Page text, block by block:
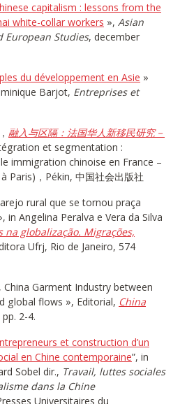
capitalism : lessons from the
white-collar workers », Asian
European Studies, december
du développement en Asie »
Barjot, Entreprises et
融入与区隔：法国华人新移民研究－
et segmentation :
immigration chinoise en France –
Paris)，Pékin, 中国社会出版社
rural que se tornou praça
in Angelina Peralva e Vera da Silva
na globalização. Migrações,
Ufrj, Rio de Janeiro, 574
China Garment Industry between
global flows », Editorial, China
2-4.
et construction d’un
en Chine contemporaine”, in
Sobel dir., Travail, luttes sociales
dans la Chine
Universitaires du